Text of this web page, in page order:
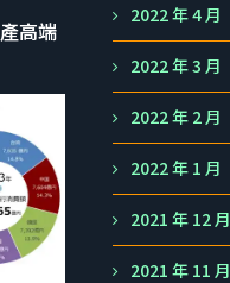
高端
2022 年 4 月
2022 年 3 月
2022 年 2 月
2022 年 1 月
2021 年 12 月
2021 年 11 月